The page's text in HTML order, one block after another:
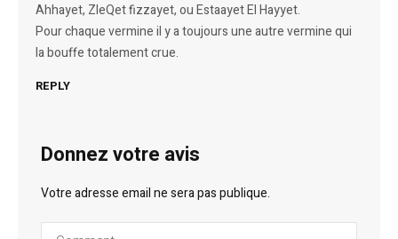
Ahhayet, ZleQet fizzayet, ou Estaayet El Hayyet.
Pour chaque vermine il y a toujours une autre vermine qui
la bouffe totalement crue.
REPLY
Donnez votre avis
Votre adresse email ne sera pas publique.